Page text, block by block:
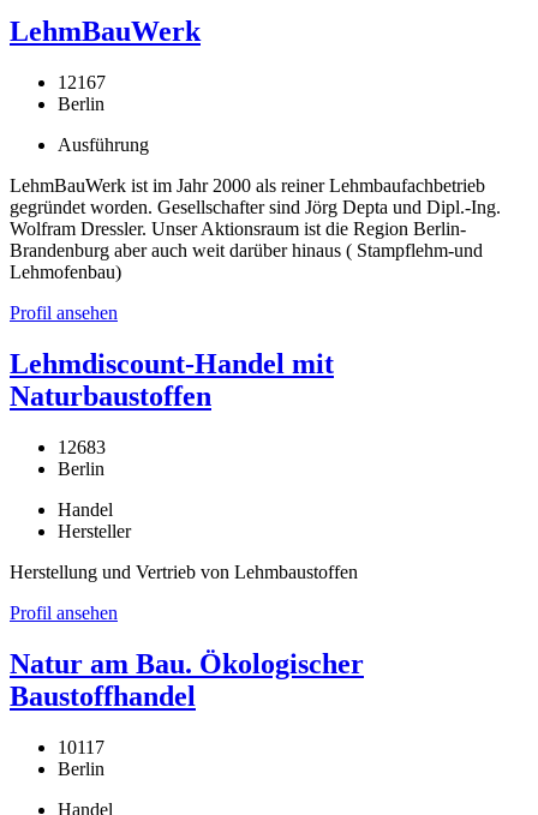
LehmBauWerk
12167
Berlin
Ausführung
LehmBauWerk ist im Jahr 2000 als reiner Lehmbaufachbetrieb
gegründet worden. Gesellschafter sind Jörg Depta und Dipl.-Ing.
Wolfram Dressler. Unser Aktionsraum ist die Region Berlin-
Brandenburg aber auch weit darüber hinaus ( Stampflehm-und
Lehmofenbau)
Profil ansehen
Lehmdiscount-Handel mit
Naturbaustoffen
12683
Berlin
Handel
Hersteller
Herstellung und Vertrieb von Lehmbaustoffen
Profil ansehen
Natur am Bau. Ökologischer
Baustoffhandel
10117
Berlin
Handel